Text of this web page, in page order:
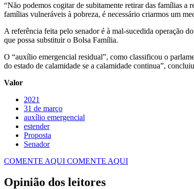
“Não podemos cogitar de subitamente retirar das famílias a
famílias vulneráveis à pobreza, é necessário criarmos um
A referência feita pelo senador é à mal-sucedida operação
que possa substituir o Bolsa Família.
O “auxílio emergencial residual”, como classificou o
do estado de calamidade se a calamidade continua”,
Valor
2021
31 de março
auxílio emergencial
estender
Proposta
Senador
COMENTE AQUI COMENTE AQUI
Opinião dos leitores